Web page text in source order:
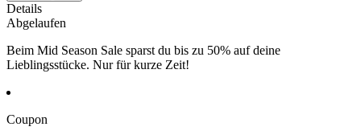
Details
Abgelaufen
Beim Mid Season Sale sparst du bis zu 50% auf deine
Lieblingsstücke. Nur für kurze Zeit!
Coupon